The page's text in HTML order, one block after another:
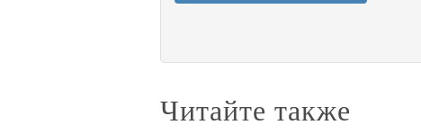
Читайте также